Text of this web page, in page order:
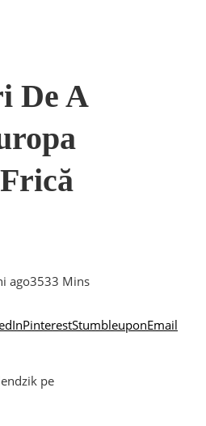
De A
ago3533 Mins
PinterestStumbleuponEmail
pe